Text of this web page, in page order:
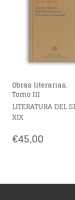
Obras literarias.
Tomo III
LITERATURA DEL
XIX
€45,00